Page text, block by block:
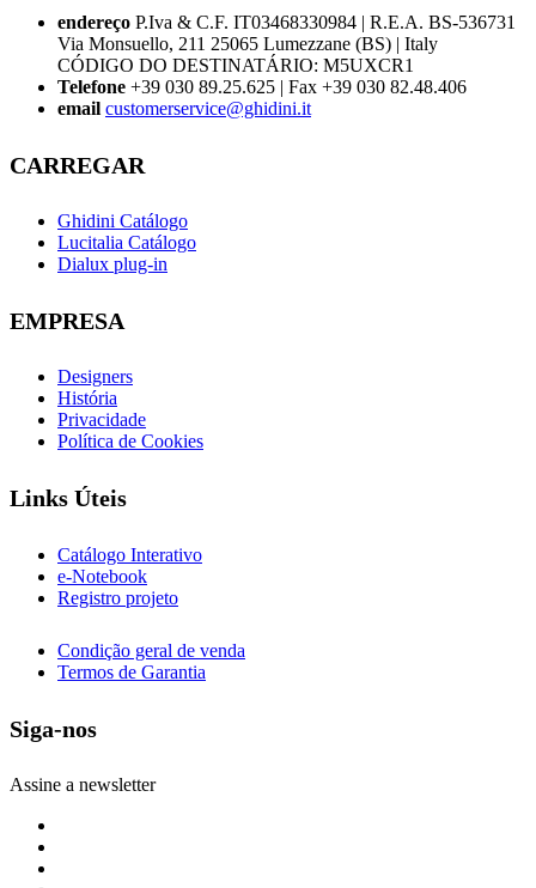
endereço P.Iva & C.F. IT03468330984 | R.E.A. BS-536731
Via Monsuello, 211 25065 Lumezzane (BS) | Italy
CÓDIGO DO DESTINATÁRIO: M5UXCR1
Telefone +39 030 89.25.625 | Fax +39 030 82.48.406
email customerservice@ghidini.it
CARREGAR
Ghidini Catálogo
Lucitalia Catálogo
Dialux plug-in
EMPRESA
Designers
História
Privacidade
Política de Cookies
Links Úteis
Catálogo Interativo
e-Notebook
Registro projeto
Condição geral de venda
Termos de Garantia
Siga-nos
Assine a newsletter